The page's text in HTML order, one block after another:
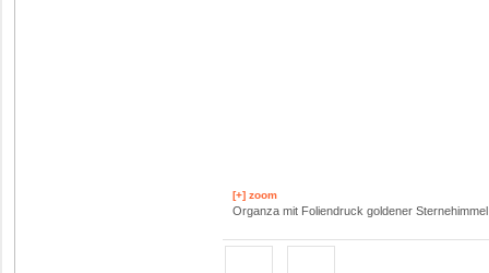
[+] zoom
Organza mit Foliendruck goldener Sternehimmel